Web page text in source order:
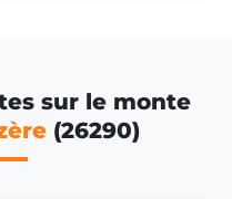
sur le monte
(26290)